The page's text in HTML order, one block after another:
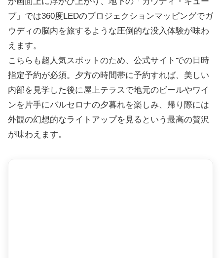
ブ」では360度LEDのプロジェクションマッピングでガ
ウディの脳内を旅するような圧倒的な没入体験が味わ
えます。
こちらも超人気スポットのため、公式サイトでの日時
指定予約が必須。夕方の時間帯に予約すれば、美しい
内部を見学した後に屋上テラスで地元のビールやワイ
ンを片手にバルセロナの夕暮れを楽しみ、帰り際には
外観の幻想的なライトアップを見るという最高の贅沢
が味わえます。